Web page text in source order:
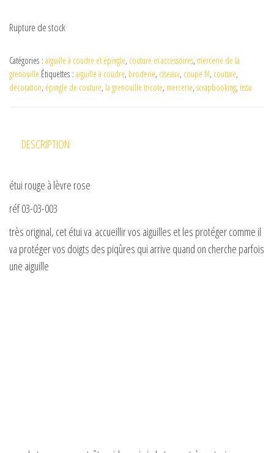
Rupture de stock
Catégories : aiguille à coudre et épingle, couture et accessoires, mercerie de la
grenouille Étiquettes : aiguille à coudre, broderie, ciseaux, coupe fil, couture,
décoration, épingle de couture, la grenouille tricote, mercerie, scrapbooking, tissu
DESCRIPTION
étui rouge à lèvre rose
réf 03-03-003
très original, cet étui va accueillir vos aiguilles et les protéger comme il
va protéger vos doigts des piqûres qui arrive quand on cherche parfois
une aiguille